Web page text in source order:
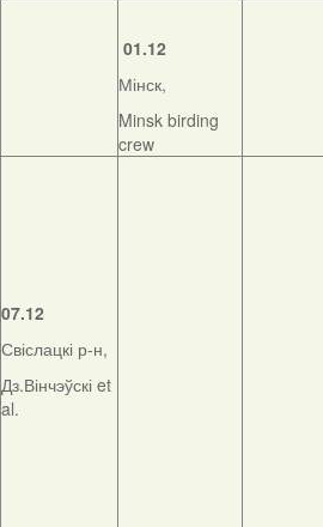
01.12
Мінск,
Minsk birding
crew
07.12
Свіслацкі р-н,
Дз.Вінчэўскі et
al.